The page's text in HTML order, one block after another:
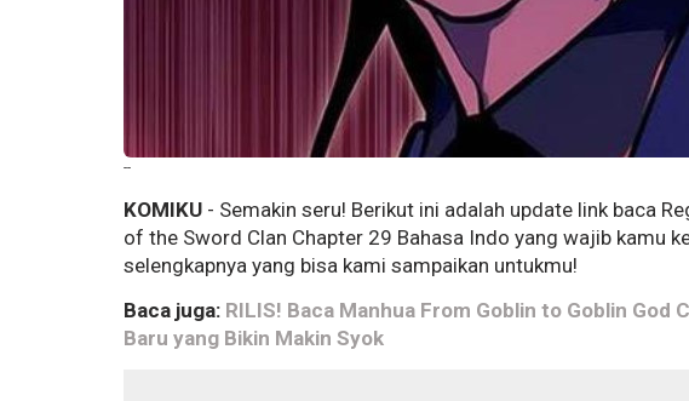
--
KOMIKU - Semakin seru! Berikut ini adalah update link baca
of the Sword Clan Chapter 29 Bahasa Indo yang wajib kamu
selengkapnya yang bisa kami sampaikan untukmu!
Baca juga: RILIS! Baca Manhua From Goblin to Goblin God
Baru yang Bikin Makin Syok